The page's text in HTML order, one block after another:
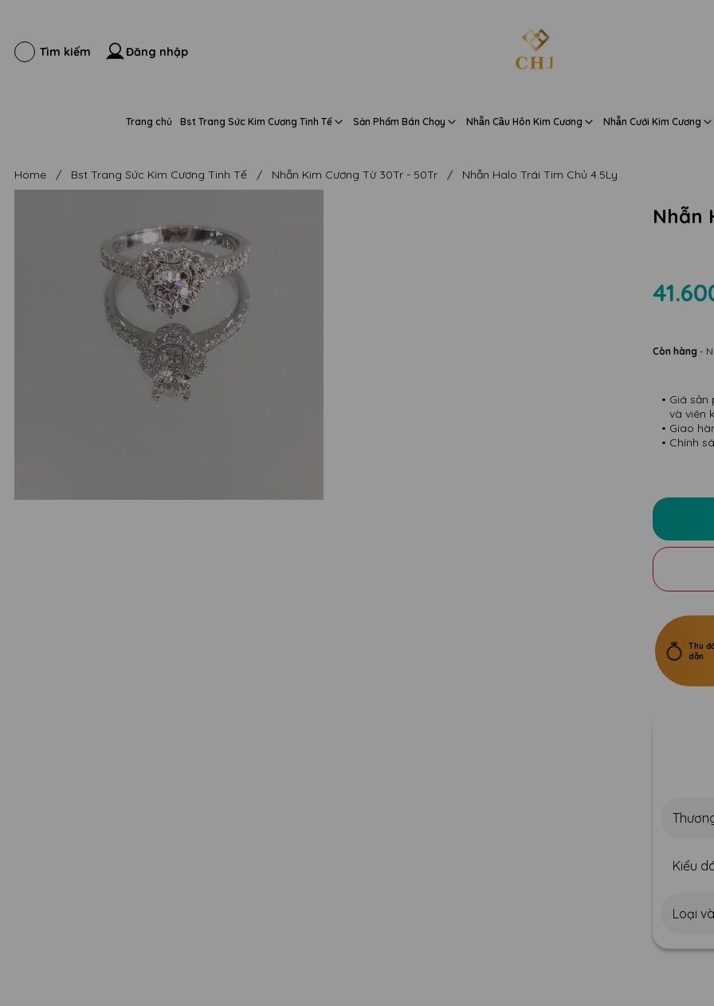
Trang chủ Bst Trang Sức Kim Cương Tinh Tế Sản Phẩm Bán Chạy Nhẫn Cầu Hôn Kim Cương Nhẫn Cưới Kim Cương
Tìm kiếm Đăng nhập
Home / Bst Trang Sức Kim Cương Tinh Tế / Nhẫn Kim Cương Từ 30Tr - 50Tr / Nhẫn Halo Trái Tim Chủ 4.5Ly
Nhẫn
Còn hàng -
Giá sản
và viên
Giao
Chính
Thu
dẫn
Loại
Kiểu